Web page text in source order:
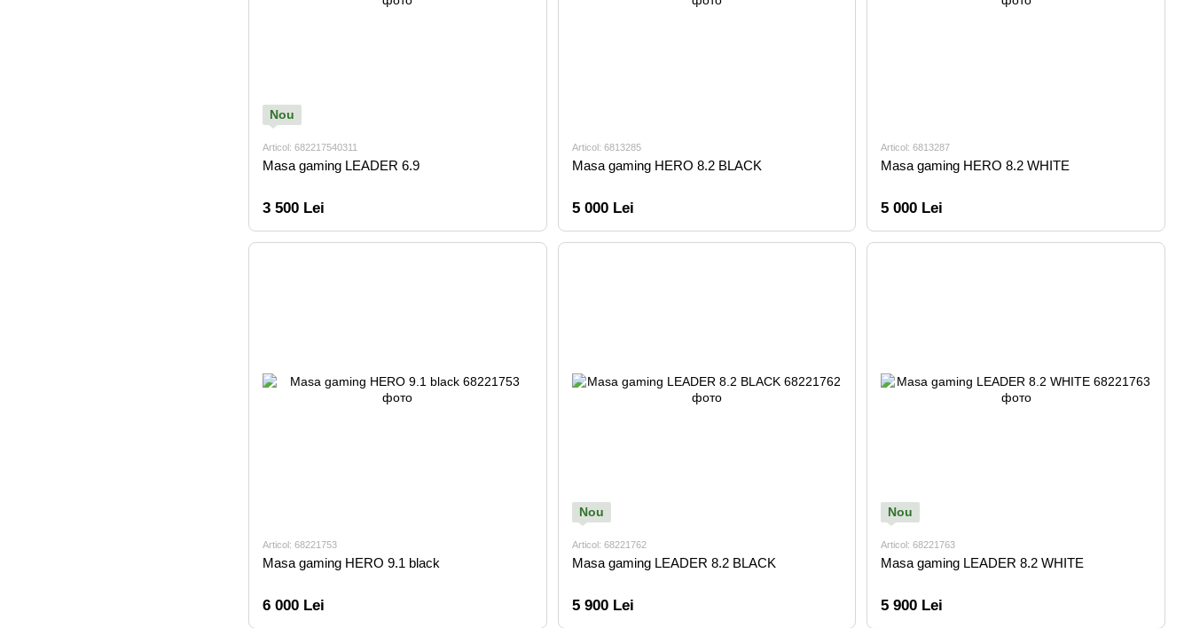
Nou
Articol: 682217540311
Masa gaming LEADER 6.9
3 500 Lei
Articol: 6813285
Masa gaming HERO 8.2 BLACK
5 000 Lei
Articol: 6813287
Masa gaming HERO 8.2 WHITE
5 000 Lei
Articol: 68221753
Masa gaming HERO 9.1 black
6 000 Lei
Nou
Articol: 68221762
Masa gaming LEADER 8.2 BLACK
5 900 Lei
Nou
Articol: 68221763
Masa gaming LEADER 8.2 WHITE
5 900 Lei